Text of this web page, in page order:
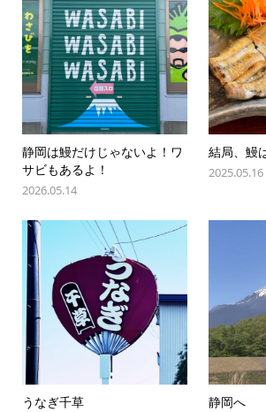
静岡は鰻だけじゃないよ！ワ
サビもあるよ！
2026.05.14
結局、鰻
2025.05.16
うなぎ千草 静岡へ